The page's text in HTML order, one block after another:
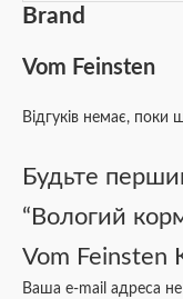
Brand
Vom Feinsten
Відгуків немає, поки
Будьте
“Вологий
Vom Feinsten
Ваша e-mail адреса